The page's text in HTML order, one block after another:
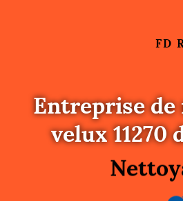
FD
Entreprise de
velux 11270